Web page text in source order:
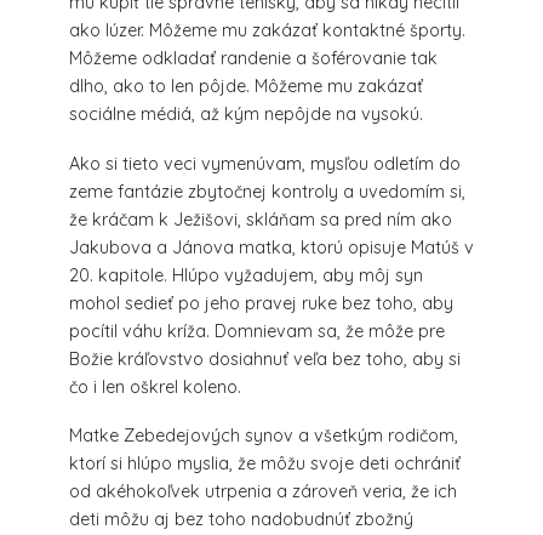
ako lúzer. Môžeme mu zakázať kontaktné športy.
Môžeme odkladať randenie a šoférovanie tak
dlho, ako to len pôjde. Môžeme mu zakázať
sociálne médiá, až kým nepôjde na vysokú.
Ako si tieto veci vymenúvam, mysľou odletím do
zeme fantázie zbytočnej kontroly a uvedomím si,
že kráčam k Ježišovi, skláňam sa pred ním ako
Jakubova a Jánova matka, ktorú opisuje Matúš v
20. kapitole. Hlúpo vyžadujem, aby môj syn
mohol sedieť po jeho pravej ruke bez toho, aby
pocítil váhu kríža. Domnievam sa, že môže pre
Božie kráľovstvo dosiahnuť veľa bez toho, aby si
čo i len oškrel koleno.
Matke Zebedejových synov a všetkým rodičom,
ktorí si hlúpo myslia, že môžu svoje deti ochrániť
od akéhokoľvek utrpenia a zároveň veria, že ich
deti môžu aj bez toho nadobudnúť zbožný